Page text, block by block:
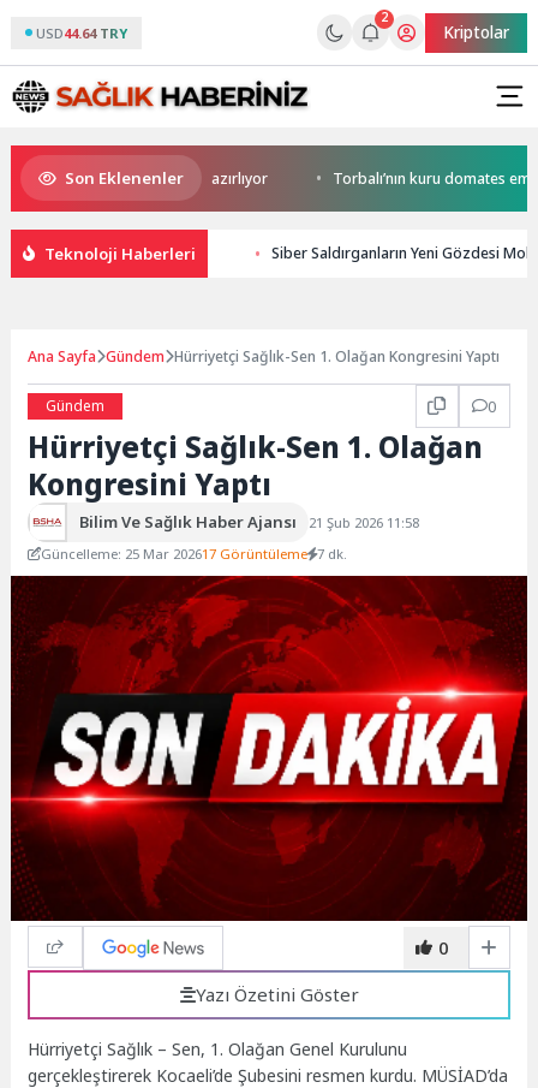
USD44.64 TRY
2
Kriptolar
Son Eklenenler
şampiyonluğa hazırlıyor Torbalı’nın kuru domates
Teknoloji Haberleri Siber Saldırganların Yeni Gözdesi
Ana Sayfa Gündem Hürriyetçi Sağlık-Sen 1. Olağan Kongresini Yaptı
Gündem 0
Hürriyetçi Sağlık-Sen 1. Olağan
Kongresini Yaptı
Bilim Ve Sağlık Haber Ajansı
21 Şub 2026 11:58
Güncelleme: 25 Mar 202617 Görüntüleme 7 dk.
0
Yazı Özetini Göster
Hürriyetçi Sağlık – Sen, 1. Olağan Genel Kurulunu
gerçekleştirerek Kocaeli’de Şubesini resmen kurdu. MÜSİAD’da